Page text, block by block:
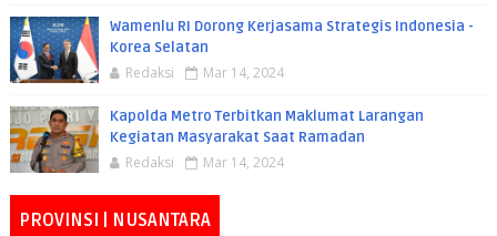
Wamenlu RI Dorong Kerjasama Strategis Indonesia -
Korea Selatan
Redaksi Mar 14, 2024
Kapolda Metro Terbitkan Maklumat Larangan
Kegiatan Masyarakat Saat Ramadan
Redaksi Mar 14, 2024
PROVINSI | NUSANTARA